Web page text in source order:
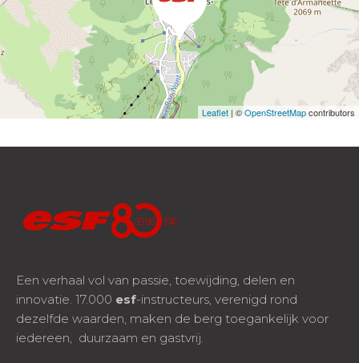
Leaflet | ©OpenStreetMapcontributors
Een verhaal vol van passie, toewijding, delen en
innovatie. 17.000 esf-instructeurs, verenigd rond
dezelfde waarden, maken de berg toegankelijk voor
iedereen, duurzaam en gastvrij.